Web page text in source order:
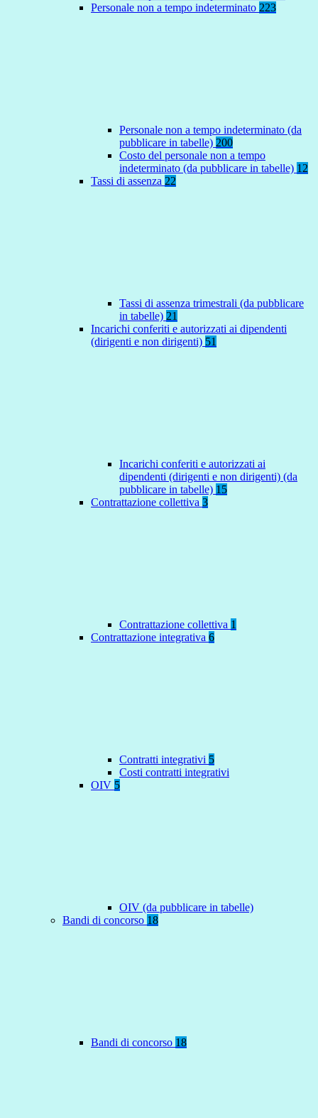
Personale non a tempo indeterminato 223
Personale non a tempo indeterminato (da
pubblicare in tabelle) 200
Costo del personale non a tempo
indeterminato (da pubblicare in tabelle) 12
Tassi di assenza 22
Tassi di assenza trimestrali (da pubblicare
in tabelle) 21
Incarichi conferiti e autorizzati ai dipendenti
(dirigenti e non dirigenti) 51
Incarichi conferiti e autorizzati ai
dipendenti (dirigenti e non dirigenti) (da
pubblicare in tabelle) 15
Contrattazione collettiva 3
Contrattazione collettiva 1
Contrattazione integrativa 6
Contratti integrativi 5
Costi contratti integrativi
OIV 5
OIV (da pubblicare in tabelle)
Bandi di concorso 18
Bandi di concorso 18